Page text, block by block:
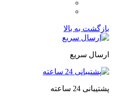
بازگشت به بالا
ارسال سریع
پشتیبانی 24 ساعته